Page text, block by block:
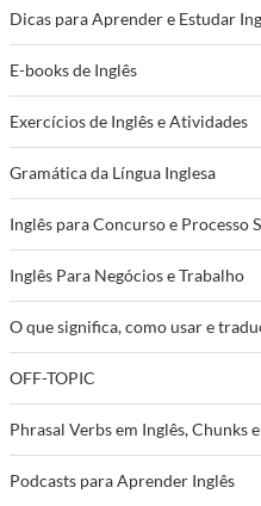
Dicas para Aprender e Estudar
E-books de Inglês
Exercícios de Inglês e Atividades
Gramática da Língua Inglesa
Inglês para Concurso e Processo
Inglês Para Negócios e Trabalho
O que significa, como usar e
OFF-TOPIC
Phrasal Verbs em Inglês, Chunks
Podcasts para Aprender Inglês